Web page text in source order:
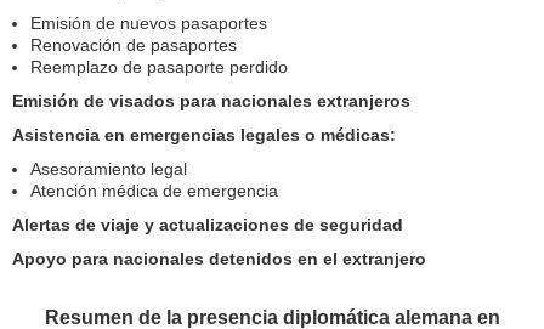
Emisión de nuevos pasaportes
Renovación de pasaportes
Reemplazo de pasaporte perdido
Emisión de visados para nacionales extranjeros
Asistencia en emergencias legales o médicas:
Asesoramiento legal
Atención médica de emergencia
Alertas de viaje y actualizaciones de seguridad
Apoyo para nacionales detenidos en el extranjero
Resumen de la presencia diplomática alemana en